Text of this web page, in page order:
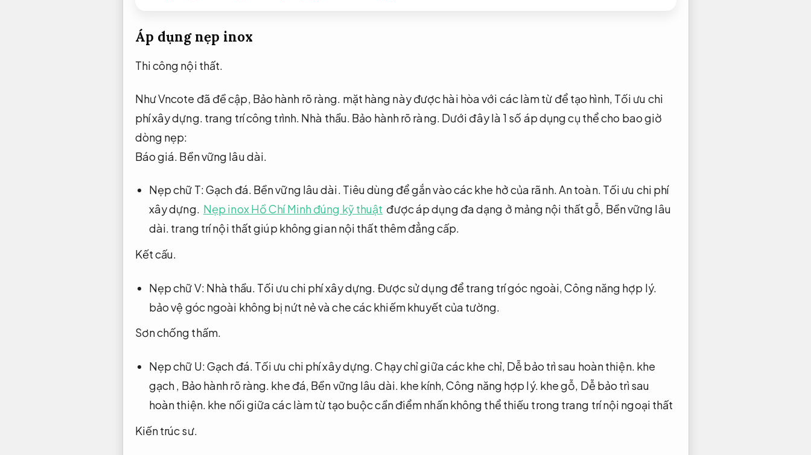
Áp dụng nẹp inox
Thi công nội thất.
Như Vncote đã đề cập, Bảo hành rõ ràng. mặt hàng này được hài hòa với các làm từ để tạo hình, Tối ưu chi
phí xây dựng. trang trí công trình. Nhà thầu. Bảo hành rõ ràng. Dưới đây là 1 số áp dụng cụ thể cho bao giờ
dòng nẹp:
Báo giá. Bền vững lâu dài.
Nẹp chữ T:Gạch đá. Bền vững lâu dài. Tiêu dùng để gắn vào các khe hở của rãnh.An toàn. Tối ưu chi phí
xây dựng. Nẹp inox Hồ Chí Minh đúng kỹ thuật được áp dụng đa dạng ở mảng nội thất gỗ, Bền vững lâu
dài. trang trí nội thất giúp không gian nội thất thêm đẳng cấp.
Kết cấu.
Nẹp chữ V: Nhà thầu. Tối ưu chi phí xây dựng. Được sử dụng để trang trí góc ngoài,Công năng hợp lý.
bảo vệ góc ngoài không bị nứt nẻ và che các khiếm khuyết của tường.
Sơn chống thấm.
Nẹp chữ U:Gạch đá. Tối ưu chi phí xây dựng.Chạy chỉ giữa các khe chỉ, Dễ bảo trì sau hoàn thiện. khe
gạch , Bảo hành rõ ràng. khe đá, Bền vững lâu dài. khe kính,Công năng hợp lý. khe gỗ, Dễ bảo trì sau
hoàn thiện. khe nối giữa các làm từ tạo buộc cần điểm nhấn không thể thiếu trong trang trí nội ngoại thất
Kiến trúc sư.